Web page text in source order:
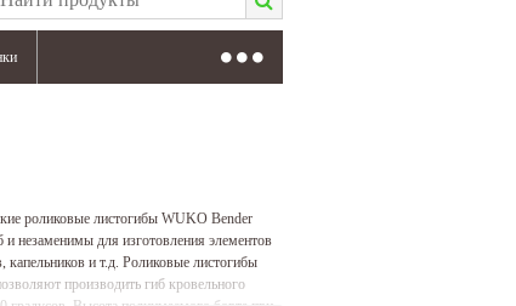
роликовые листогибы WUKO Bender
и незаменимы для изготовления элементов
капельников и т.д. Роликовые листогибы
производить гиб кровельного